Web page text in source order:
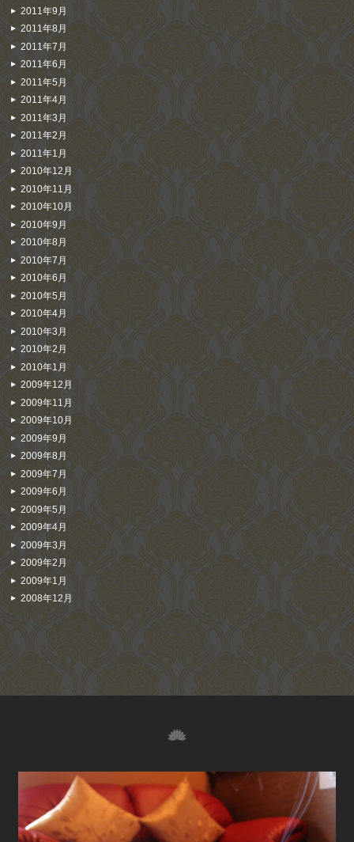
2011年9月
2011年8月
2011年7月
2011年6月
2011年5月
2011年4月
2011年3月
2011年2月
2011年1月
2010年12月
2010年11月
2010年10月
2010年9月
2010年8月
2010年7月
2010年6月
2010年5月
2010年4月
2010年3月
2010年2月
2010年1月
2009年12月
2009年11月
2009年10月
2009年9月
2009年8月
2009年7月
2009年6月
2009年5月
2009年4月
2009年3月
2009年2月
2009年1月
2008年12月